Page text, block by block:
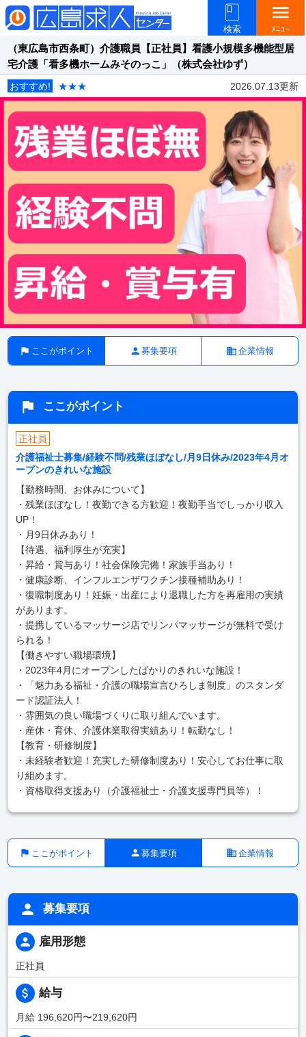
検索
menu
ﾒﾆｭｰ
（東広島市西条町）介護職員【正社員】看護小規模多機能型居
宅介護「看多機ホームみそのっこ」（株式会社ゆず）
おすすめ! ★★★ 2026.07.13更新
ここがポイント 募集要項 企業情報
ここがポイント
正社員
介護福祉士募集/経験不問/残業ほぼなし/月9日休み/2023年4月オ
ープンのきれいな施設
【勤務時間、お休みについて】
・残業ほぼなし！夜勤できる方歓迎！夜勤手当でしっかり収入
UP！
・月9日休みあり！
【待遇、福利厚生が充実】
・昇給・賞与あり！社会保険完備！家族手当あり！
・健康診断、インフルエンザワクチン接種補助あり！
・復職制度あり！妊娠・出産により退職した方を再雇用の実績
があります。
・提携しているマッサージ店でリンパマッサージが無料で受け
られる！
【働きやすい職場環境】
・2023年4月にオープンしたばかりのきれいな施設！
・「魅力ある福祉・介護の職場宣言ひろしま制度」のスタンダ
ード認証法人！
・雰囲気の良い職場づくりに取り組んでいます。
・産休・育休、介護休業取得実績あり！転勤なし！
【教育・研修制度】
・未経験者歓迎！充実した研修制度あり！安心してお仕事に取
り組めます。
・資格取得支援あり（介護福祉士・介護支援専門員等）！
ここがポイント 募集要項 企業情報
募集要項
雇用形態
正社員
給与
月給 196,620円〜219,620円